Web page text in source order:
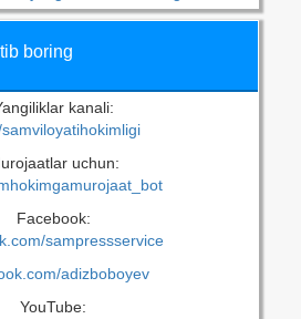
boring
kanali:
uchun:
Facebook:
sampressservice
adizboboyev
YouTube: